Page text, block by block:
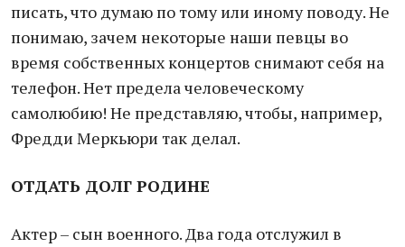
писать, что думаю по тому или иному поводу. Не
понимаю, зачем некоторые наши певцы во
время собственных концертов снимают себя на
телефон. Нет предела человеческому
самолюбию! Не представляю, чтобы, например,
Фредди Меркьюри так делал.
ОТДАТЬ ДОЛГ РОДИНЕ
Актер – сын военного. Два года отслужил в